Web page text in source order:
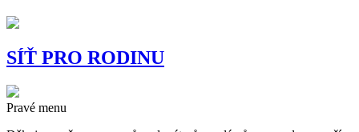
SÍŤ PRO RODINU
Pravé menu